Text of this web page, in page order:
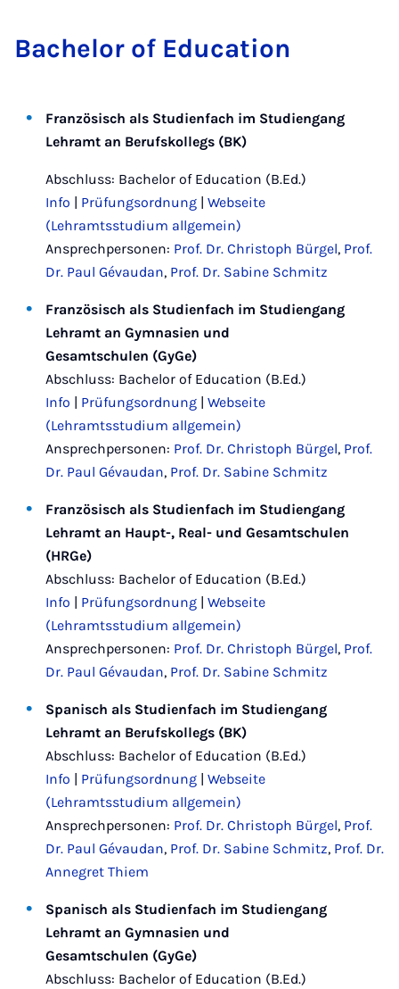
Bach­el­or of Edu­ca­tion
Französisch als Studienfach im Studiengang
Lehramt an Berufskollegs (BK)
Abschluss: Bachelor of Education (B.Ed.)
Info | Prüfungsordnung |Webseite
(Lehramtsstudium allgemein)
Ansprechpersonen: Prof. Dr. Christoph Bürgel, Prof.
Dr. Paul Gévaudan, Prof. Dr. Sabine Schmitz
Französisch als Studienfach im Studiengang
Lehramt an Gymnasien und
Gesamtschulen (GyGe)
Abschluss: Bachelor of Education (B.Ed.)
Info | Prüfungsordnung |Webseite
(Lehramtsstudium allgemein)
Ansprechpersonen: Prof. Dr. Christoph Bürgel, Prof.
Dr. Paul Gévaudan, Prof. Dr. Sabine Schmitz
Französisch als Studienfach im Studiengang
Lehramt an Haupt-, Real- und Gesamtschulen
(HRGe)
Abschluss: Bachelor of Education (B.Ed.)
Info | Prüfungsordnung |Webseite
(Lehramtsstudium allgemein)
Ansprechpersonen: Prof. Dr. Christoph Bürgel, Prof.
Dr. Paul Gévaudan, Prof. Dr. Sabine Schmitz
Spanisch als Studienfach im Studiengang
Lehramt an Berufskollegs (BK)
Abschluss: Bachelor of Education (B.Ed.)
Info | Prüfungsordnung |Webseite
(Lehramtsstudium allgemein)
Ansprechpersonen: Prof. Dr. Christoph Bürgel, Prof.
Dr. Paul Gévaudan, Prof. Dr. Sabine Schmitz, Prof. Dr.
Annegret Thiem
Spanisch als Studienfach im Studiengang
Lehramt an Gymnasien und
Gesamtschulen (GyGe)
Abschluss: Bachelor of Education (B.Ed.)